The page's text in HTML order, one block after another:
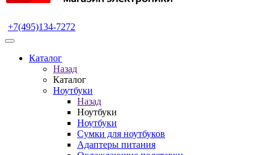
+7(495)134-7272
Каталог
Назад
Каталог
Ноутбуки
Назад
Ноутбуки
Ноутбуки
Сумки для ноутбуков
Адаптеры питания